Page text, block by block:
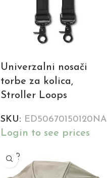
Univerzalni nosači
torbe za kolica,
Stroller Loops
SKU: ED50670150120NA
Login to see prices
SOLD
OUT